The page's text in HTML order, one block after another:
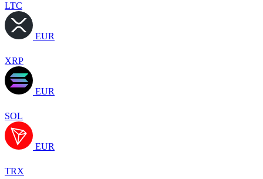
LTC
EUR
XRP
EUR
SOL
EUR
TRX